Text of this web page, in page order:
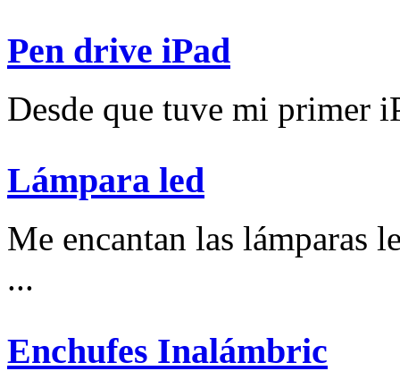
Pen drive iPad
Desde que tuve mi primer
Lámpara led
Me encantan las lámparas
...
Enchufes Inalámbric